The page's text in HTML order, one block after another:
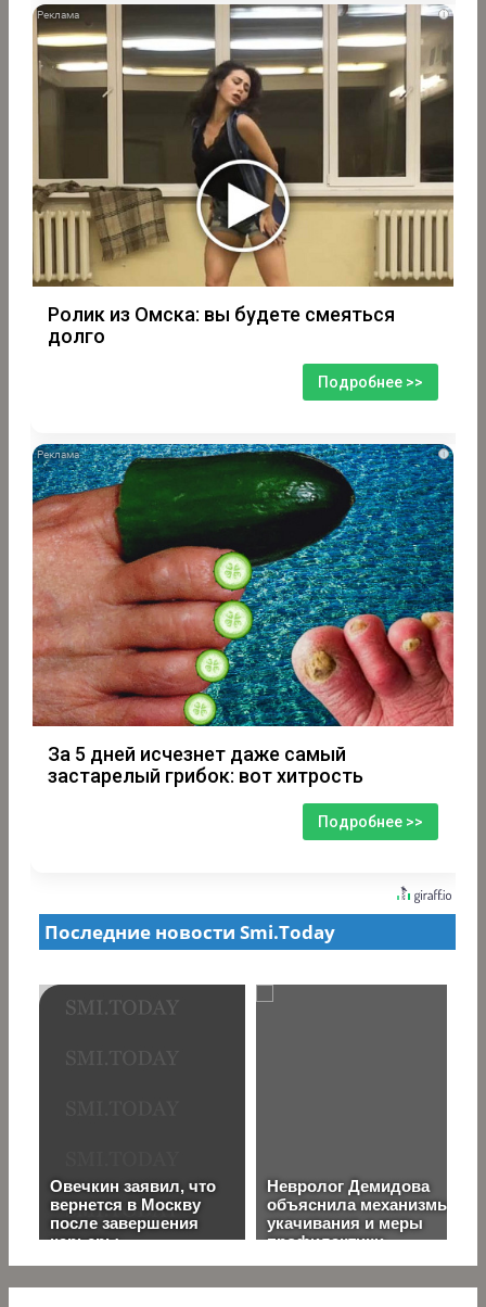
i
Ролик из Омска: вы будете смеяться
долго
Подробнее >>
i
За 5 дней исчезнет даже самый
застарелый грибок: вот хитрость
Подробнее >>